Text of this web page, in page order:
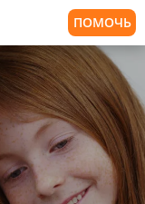
ПОМОЧЬ